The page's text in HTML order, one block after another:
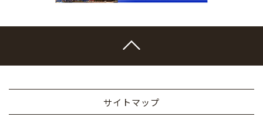
サイトマップ